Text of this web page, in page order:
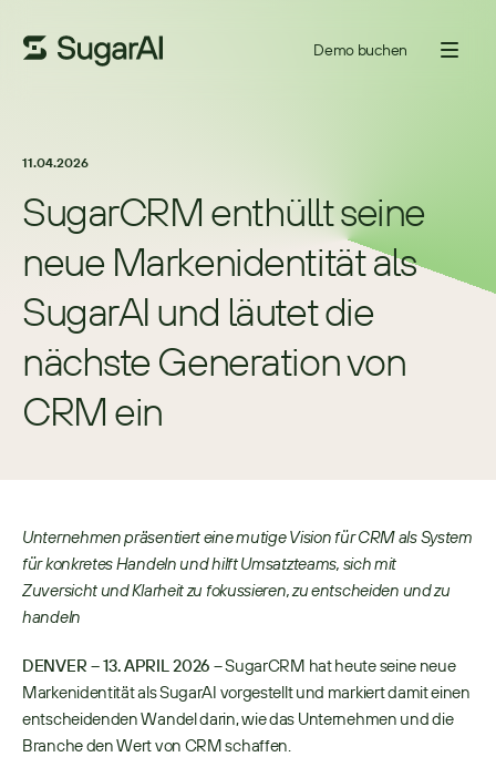
Demo buchen
11.04.2026
SugarCRM enthüllt seine
neue Markenidentität als
SugarAI und läutet die
nächste Generation von
CRM ein
Unternehmen präsentiert eine mutige Vision für CRM als System
für konkretes Handeln und hilft Umsatzteams, sich mit
Zuversicht und Klarheit zu fokussieren, zu entscheiden und zu
handeln
DENVER – 13. APRIL 2026 – SugarCRM hat heute seine neue
Markenidentität als SugarAI vorgestellt und markiert damit einen
entscheidenden Wandel darin, wie das Unternehmen und die
Branche den Wert von CRM schaffen.